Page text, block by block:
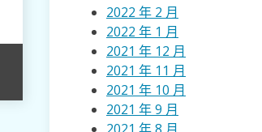
2022 年 2 月
2022 年 1 月
2021 年 12 月
2021 年 11 月
2021 年 10 月
2021 年 9 月